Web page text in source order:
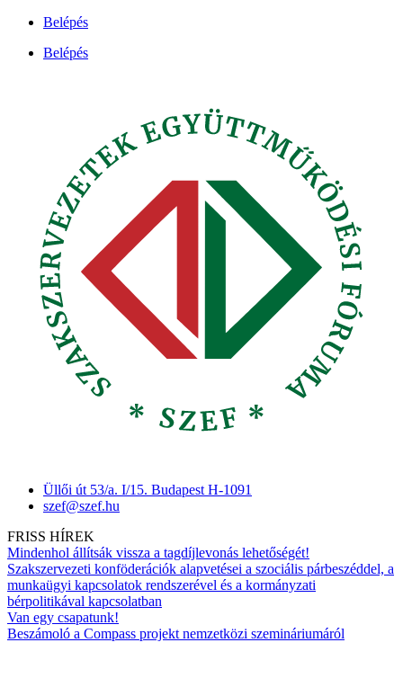
Ugrás
tartalomhoz
Belépés
Belépés
Üllői út 53/a. I/15. Budapest H-1091
szef@szef.hu
FRISS HÍREK
Mindenhol állítsák vissza a tagdíjlevonás lehetőségét!
Szakszervezeti konföderációk alapvetései a szociális párbeszéddel, a
munkaügyi kapcsolatok rendszerével és a kormányzati
bérpolitikával kapcsolatban
Van egy csapatunk!
Beszámoló a Compass projekt nemzetközi szemináriumáról